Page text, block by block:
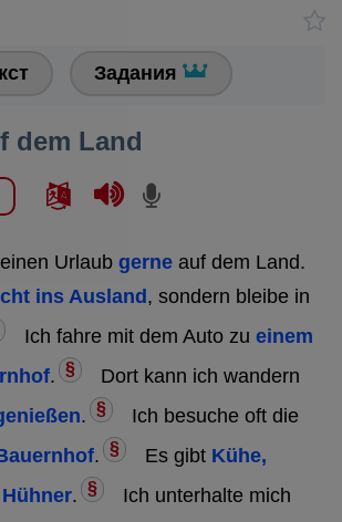
Задания
dem Land
Urlaub gerne auf dem Land.
ins Ausland , sondern bleibe in
Ich fahre mit dem Auto zu einem
. §
Dort kann ich wandern
. §
Ich besuche oft die
. § Es gibt Kühe,
. §
Ich unterhalte mich